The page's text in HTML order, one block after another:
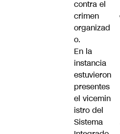
contra el
crimen
organizad
o.
En la
instancia
estuvieron
presentes
el vicemin
istro del
Sistema